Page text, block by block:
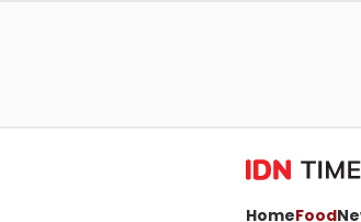
HomeFood